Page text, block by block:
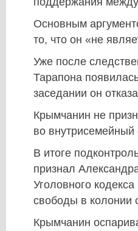
Основным
то, что он «не
Уже после
Тарапона
заседании он
Крымчанин не
во
В итоге
признал
Уголовного
свободы в колонии
Крымчанин